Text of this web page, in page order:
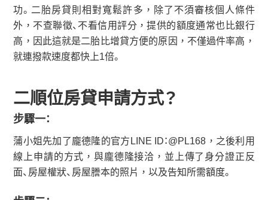
功。二胎房貸則相對寬鬆許多，除了不須審核個人條件
外，不查聯徵、不看信用評分，提供的額度通常也比銀行
高，因此這就是二胎比增貸方便的原因，不僅過件率高，
就連撥款速度都快上1倍。
二順位房貸申請方式？
步驟一：
蒲小姐先加了龐德隆的官方LINE ID：@PL168，之後利用
線上申請的方式，與龐德隆接洽，並上傳了身分證正反
面、房屋權狀、房屋謄本的照片，以及告知所需額度。